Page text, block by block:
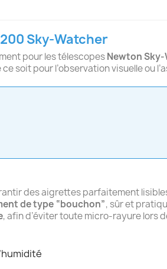
Sky-Watcher
pour les télescopesNewton
soit pour l’observation visuelle ou
des aigrettes parfaitement
de type “bouchon”, sûr et
, afin d’éviter toute micro-rayure lors